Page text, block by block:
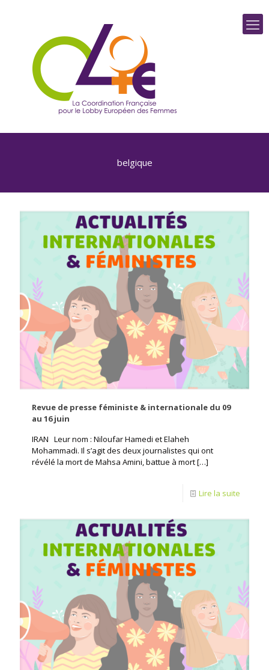
belgique
Revue de presse féministe & internationale du 09
au 16 juin
IRAN Leur nom : Niloufar Hamedi et Elaheh
Mohammadi. Il s’agit des deux journalistes qui ont
révélé la mort de Mahsa Amini, battue à mort[…]
Lire la suite